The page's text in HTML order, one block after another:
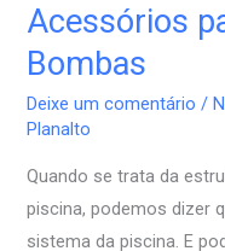
Acessórios
Bombas
Deixe um comentário /
Planalto
Quando se trata da
piscina, podemos dizer
sistema da piscina. E
Acessórios
para
Piscinas
–